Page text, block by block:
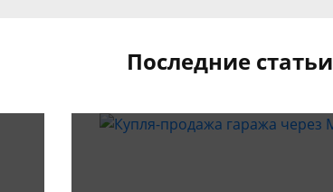
Последние статьи